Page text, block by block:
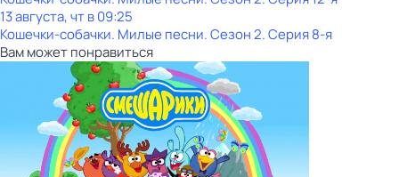
13 августа, чт в 09:25
Кошечки-собачки. Милые песни. Сезон 2. Серия 8-я
Вам может понравиться